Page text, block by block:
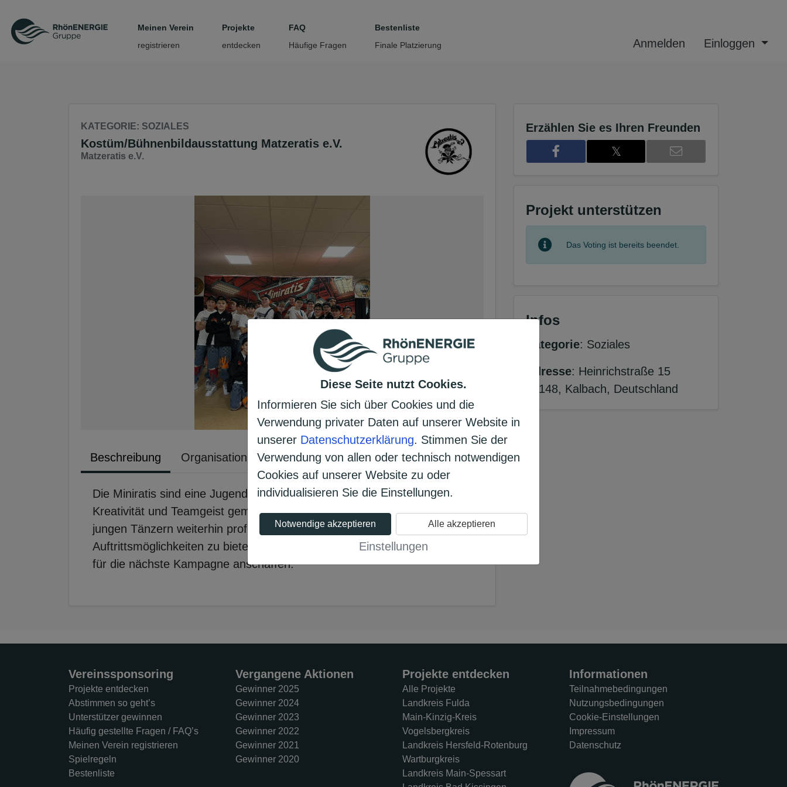
Seite
Diese Seite nutzt Cookies.
Informieren Sie sich über Cookies und die
Verwendung privater Daten auf unserer Website in
unserer Datenschutzerklärung. Stimmen Sie der
Verwendung von allen oder technisch notwendigen
Cookies auf unserer Website zu oder
individualisieren Sie die Einstellungen.
Notwendige akzeptieren Alle akzeptieren
Einstellungen
Meinen Verein
registrieren
Projekte
entdecken
FAQ
Häufige Fragen
Bestenliste
Finale Platzierung
Anmelden Einloggen
KATEGORIE: SOZIALES
Kostüm/Bühnenbildausstattung Matzeratis e.V.
Matzeratis e.V.
Beschreibung Organisation
Die Miniratis sind eine Jugendtanzgruppe, die mit viel Engagement,
Kreativität und Teamgeist gemeinsame Auftritte gestaltet. Um unseren
jungen Tänzern weiterhin professionelle und altersgerechte
Auftrittsmöglichkeiten zu bieten, möchten wir neue, einheitliche Kostüme
für die nächste Kampagne anschaffen.
Erzählen Sie es Ihren Freunden
𝕏
Projekt unterstützen
Das Voting ist bereits beendet.
Infos
Kategorie: Soziales
Adresse: Heinrichstraße 15
36148, Kalbach, Deutschland
Vereinssponsoring
Projekte entdecken
Abstimmen so geht’s
Unterstützer gewinnen
Häufig gestellte Fragen / FAQ’s
Meinen Verein registrieren
Spielregeln
Bestenliste
Vergangene Aktionen
Gewinner 2025
Gewinner 2024
Gewinner 2023
Gewinner 2022
Gewinner 2021
Gewinner 2020
Projekte entdecken
Alle Projekte
Landkreis Fulda
Main-Kinzig-Kreis
Vogelsbergkreis
Landkreis Hersfeld-Rotenburg
Wartburgkreis
Landkreis Main-Spessart
Informationen
Teilnahmebedingungen
Nutzungsbedingungen
Cookie-Einstellungen
Impressum
Datenschutz